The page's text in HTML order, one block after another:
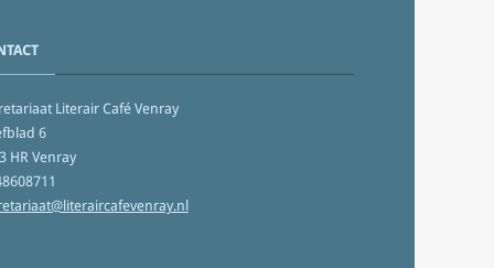
Literair Café Venray
6
HR Venray